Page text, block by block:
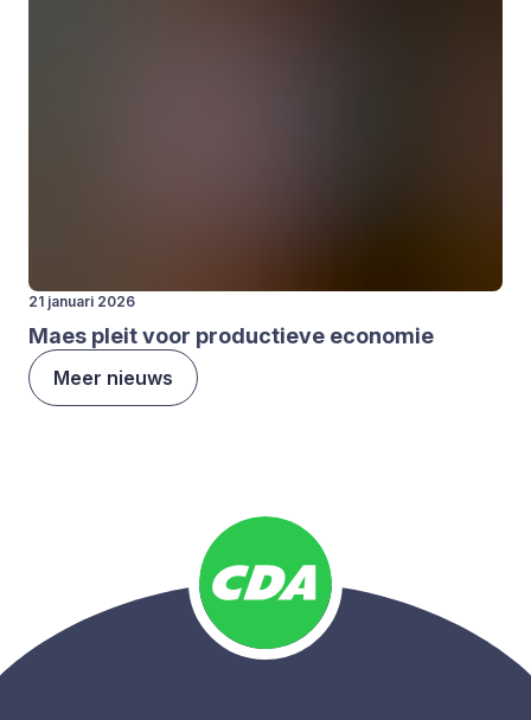
21 januari 2026
Maes pleit voor pro­duc­tie­ve eco­no­mie
Meer nieuws